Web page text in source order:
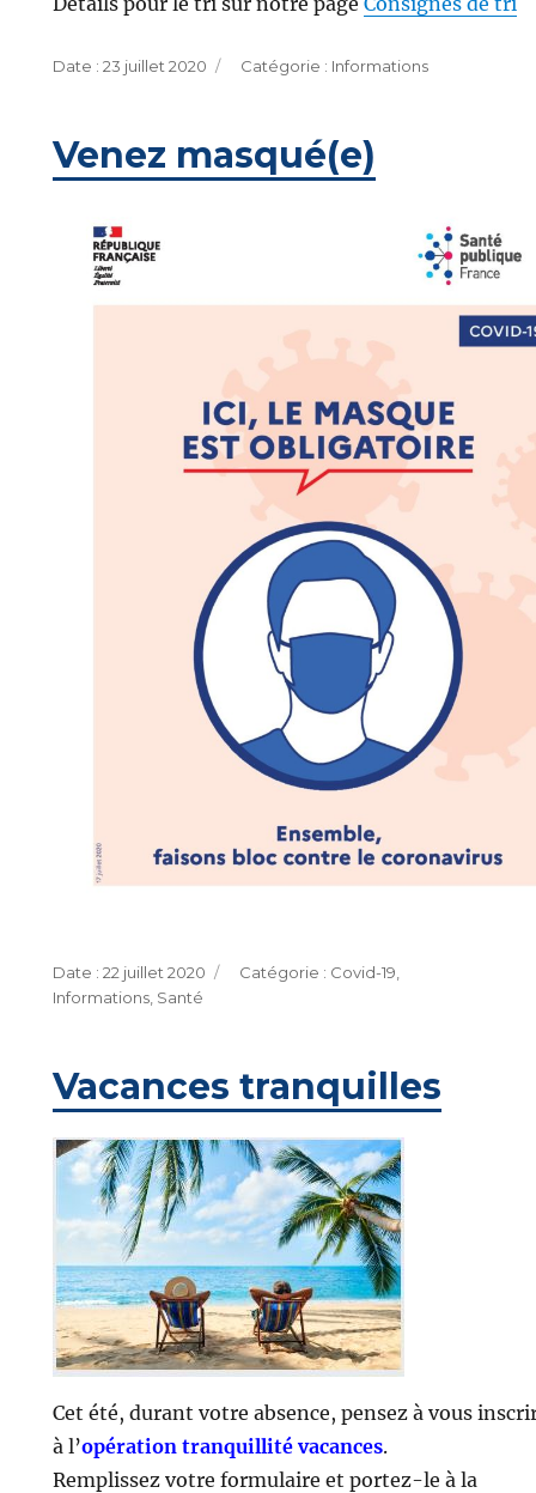
Publié
23 juillet 2020 Catégories
Informations
Venez masqué(e)
Publié
le
22 juillet 2020 Catégories
Covid-19
Informations, Santé
Vacances tranquilles
Cet été, durant votre absence, pensez à vous
à l’opération tranquillité vacances.
Remplissez votre formulaire et portez-le à la